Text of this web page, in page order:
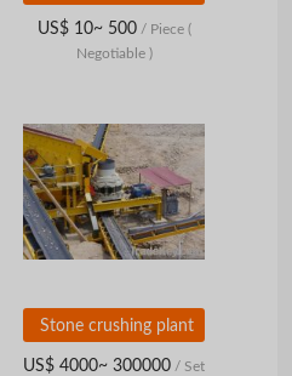
US$ 10~ 500/ Piece (
Negotiable )
Stone crushing plant
US$ 4000~ 300000 / Set